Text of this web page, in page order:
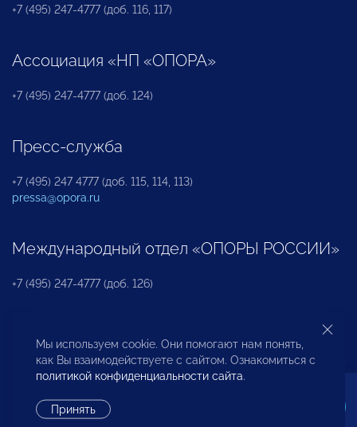
+7 (495) 247-4777 (доб. 116, 117)
Ассоциация «НП «ОПОРА»
+7 (495) 247-4777 (доб. 124)
Пресс-служба
+7 (495) 247 4777 (доб. 115, 114, 113)
pressa@opora.ru
Международный отдел «ОПОРЫ РОССИИ»
+7 (495) 247-4777 (доб. 126)
Бюро по защите прав предпринимателей и
инвесторов
Мы используем cookie. Они помогают нам понять,
как Вы взаимодействуете с сайтом. Ознакомиться с
политикой конфиденциальности сайта.
Принять